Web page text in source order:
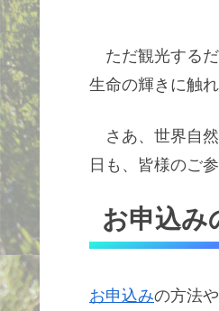
ただ観光するだ
生命の輝きに触
さあ、世界自
日も、皆様のご
お申込み
お申込みの方法